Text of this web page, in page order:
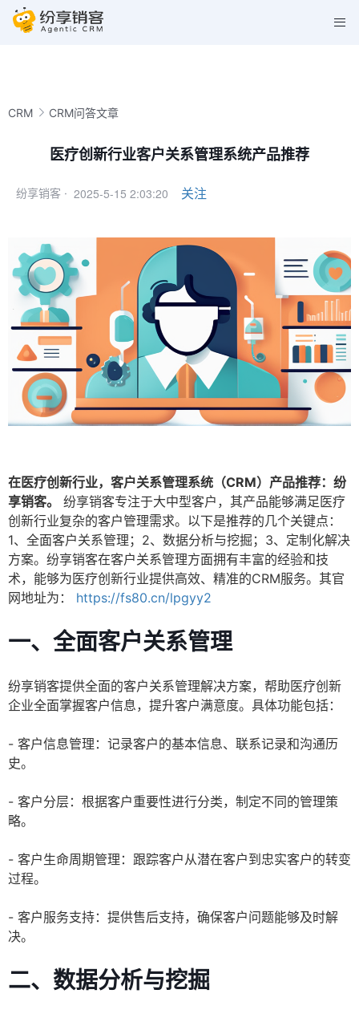
CRM CRM问答文章
医疗创新行业客户关系管理系统产品推荐
纷享销客 · 2025-5-15 2:03:20 关注
在医疗创新行业，客户关系管理系统（CRM）产品推荐：纷
享销客。
纷享销客专注于大中型客户，其产品能够满足医疗
创新行业复杂的客户管理需求。以下是推荐的几个关键点：
1、全面客户关系管理；2、数据分析与挖掘；3、定制化解决
方案。纷享销客在客户关系管理方面拥有丰富的经验和技
术，能够为医疗创新行业提供高效、精准的CRM服务。其官
网地址为：
https://fs80.cn/lpgyy2
一、全面客户关系管理
纷享销客提供全面的客户关系管理解决方案，帮助医疗创新
企业全面掌握客户信息，提升客户满意度。具体功能包括：
- 客户信息管理：记录客户的基本信息、联系记录和沟通历
史。
- 客户分层：根据客户重要性进行分类，制定不同的管理策
略。
- 客户生命周期管理：跟踪客户从潜在客户到忠实客户的转变
过程。
- 客户服务支持：提供售后支持，确保客户问题能够及时解
决。
二、数据分析与挖掘